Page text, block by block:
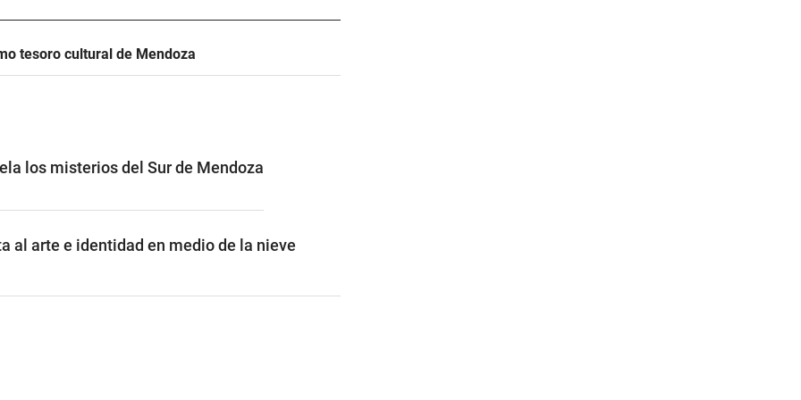
tesoro cultural de Mendoza
los misterios del Sur de Mendoza
al arte e identidad en medio de la nieve